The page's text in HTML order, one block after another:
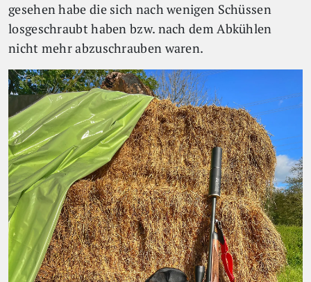
gesehen habe die sich nach wenigen Schüssen
losgeschraubt haben bzw. nach dem Abkühlen
nicht mehr abzuschrauben waren.